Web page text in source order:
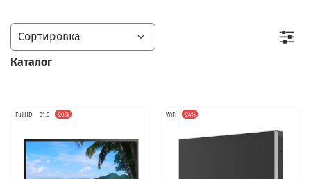
FullHD 31.5 -20% WiFi -24%
Каталог